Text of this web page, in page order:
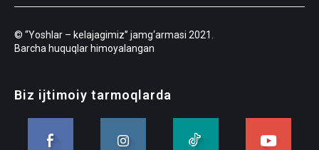
© “Yoshlar – kelajagimiz” jamg‘armasi 2021.
Barcha huquqlar himoyalangan
Biz ijtimoiy tarmoqlarda